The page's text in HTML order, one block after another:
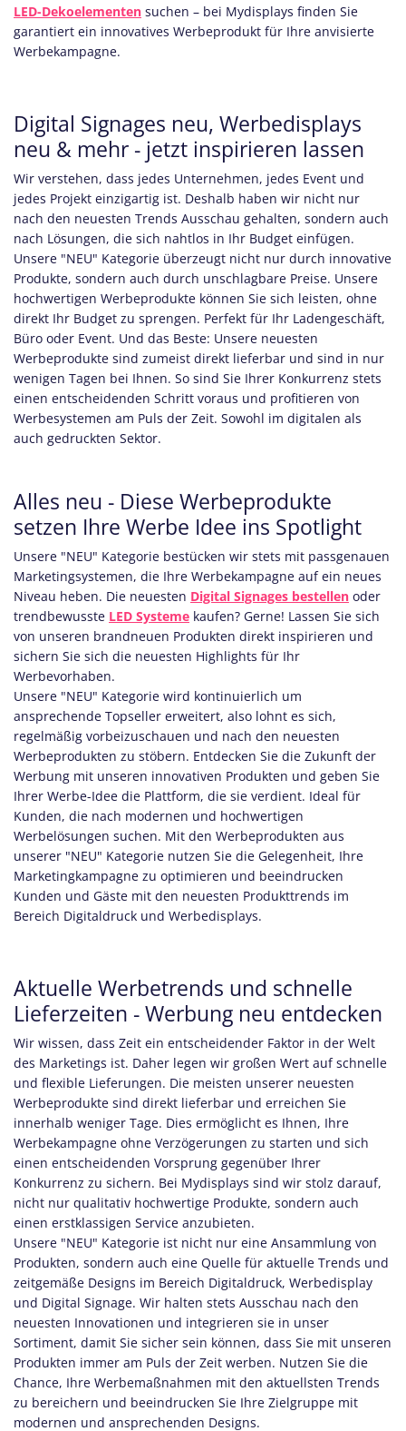
LED-Dekoelementen suchen – bei Mydisplays finden Sie
garantiert ein innovatives Werbeprodukt für Ihre anvisierte
Werbekampagne.
Digital Signages neu, Werbedisplays
neu & mehr - jetzt inspirieren lassen
Wir verstehen, dass jedes Unternehmen, jedes Event und
jedes Projekt einzigartig ist. Deshalb haben wir nicht nur
nach den neuesten Trends Ausschau gehalten, sondern auch
nach Lösungen, die sich nahtlos in Ihr Budget einfügen.
Unsere "NEU" Kategorie überzeugt nicht nur durch innovative
Produkte, sondern auch durch unschlagbare Preise. Unsere
hochwertigen Werbeprodukte können Sie sich leisten, ohne
direkt Ihr Budget zu sprengen. Perfekt für Ihr Ladengeschäft,
Büro oder Event. Und das Beste: Unsere neuesten
Werbeprodukte sind zumeist direkt lieferbar und sind in nur
wenigen Tagen bei Ihnen. So sind Sie Ihrer Konkurrenz stets
einen entscheidenden Schritt voraus und profitieren von
Werbesystemen am Puls der Zeit. Sowohl im digitalen als
auch gedruckten Sektor.
Alles neu - Diese Werbeprodukte
setzen Ihre Werbe Idee ins Spotlight
Unsere "NEU" Kategorie bestücken wir stets mit passgenauen
Marketingsystemen, die Ihre Werbekampagne auf ein neues
Niveau heben. Die neuesten Digital Signages bestellen oder
trendbewusste LED Systeme kaufen? Gerne! Lassen Sie sich
von unseren brandneuen Produkten direkt inspirieren und
sichern Sie sich die neuesten Highlights für Ihr
Werbevorhaben.
Unsere "NEU" Kategorie wird kontinuierlich um
ansprechende Topseller erweitert, also lohnt es sich,
regelmäßig vorbeizuschauen und nach den neuesten
Werbeprodukten zu stöbern. Entdecken Sie die Zukunft der
Werbung mit unseren innovativen Produkten und geben Sie
Ihrer Werbe-Idee die Plattform, die sie verdient. Ideal für
Kunden, die nach modernen und hochwertigen
Werbelösungen suchen. Mit den Werbeprodukten aus
unserer "NEU" Kategorie nutzen Sie die Gelegenheit, Ihre
Marketingkampagne zu optimieren und beeindrucken
Kunden und Gäste mit den neuesten Produkttrends im
Bereich Digitaldruck und Werbedisplays.
Aktuelle Werbetrends und schnelle
Lieferzeiten - Werbung neu entdecken
Wir wissen, dass Zeit ein entscheidender Faktor in der Welt
des Marketings ist. Daher legen wir großen Wert auf schnelle
und flexible Lieferungen. Die meisten unserer neuesten
Werbeprodukte sind direkt lieferbar und erreichen Sie
innerhalb weniger Tage. Dies ermöglicht es Ihnen, Ihre
Werbekampagne ohne Verzögerungen zu starten und sich
einen entscheidenden Vorsprung gegenüber Ihrer
Konkurrenz zu sichern. Bei Mydisplays sind wir stolz darauf,
nicht nur qualitativ hochwertige Produkte, sondern auch
einen erstklassigen Service anzubieten.
Unsere "NEU" Kategorie ist nicht nur eine Ansammlung von
Produkten, sondern auch eine Quelle für aktuelle Trends und
zeitgemäße Designs im Bereich Digitaldruck, Werbedisplay
und Digital Signage. Wir halten stets Ausschau nach den
neuesten Innovationen und integrieren sie in unser
Sortiment, damit Sie sicher sein können, dass Sie mit unseren
Produkten immer am Puls der Zeit werben. Nutzen Sie die
Chance, Ihre Werbemaßnahmen mit den aktuellsten Trends
zu bereichern und beeindrucken Sie Ihre Zielgruppe mit
modernen und ansprechenden Designs.